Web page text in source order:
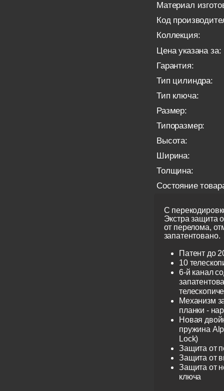
Материал
Код
Коллекция:
Цена указана за:
Гарантия:
Тип цилиндра:
Тип ключа:
Размер:
Типоразмер:
Высота:
Ширина:
Толщина:
Состояние
С
Экстра защита
от перелома,
запатентовано.
Патент до
10
6-й канал
Механизм
планки -
Новая
пружина
Lock)
Защита от
Защита от
Защита от
ключа